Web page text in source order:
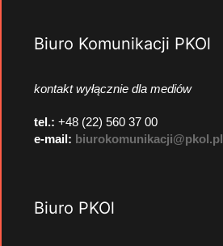
Biuro Komunikacji PKOl
kontakt wyłącznie dla mediów
tel.: +48 (22) 560 37 00
e-mail: biurokomunikacji@pkol.pl
Biuro PKOl